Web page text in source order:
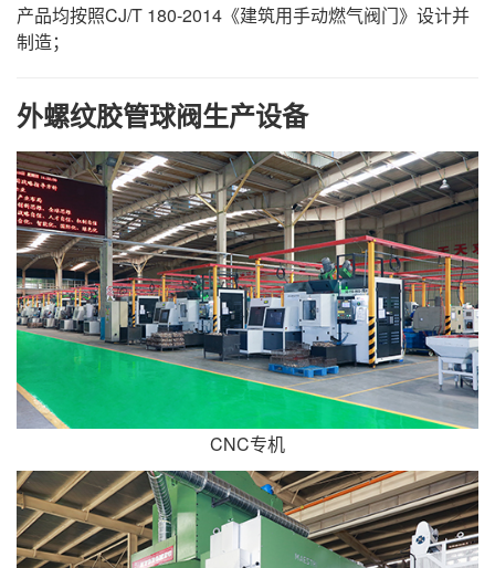
产品均按照CJ/T 180-2014《建筑用手动燃气阀门》设计并
制造；
外螺纹胶管球阀生产设备
CNC专机